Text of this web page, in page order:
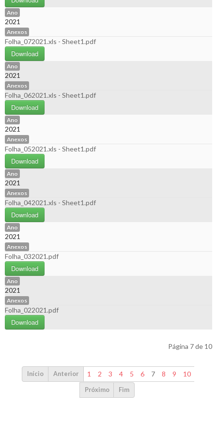
Ano
2021
Anexos
Folha_072021.xls - Sheet1.pdf
Download
Ano
2021
Anexos
Folha_062021.xls - Sheet1.pdf
Download
Ano
2021
Anexos
Folha_052021.xls - Sheet1.pdf
Download
Ano
2021
Anexos
Folha_042021.xls - Sheet1.pdf
Download
Ano
2021
Anexos
Folha_032021.pdf
Download
Ano
2021
Anexos
Folha_022021.pdf
Download
Página 7 de 10
Início Anterior 1 2 3 4 5 6 7 8 9 10
Próximo Fim